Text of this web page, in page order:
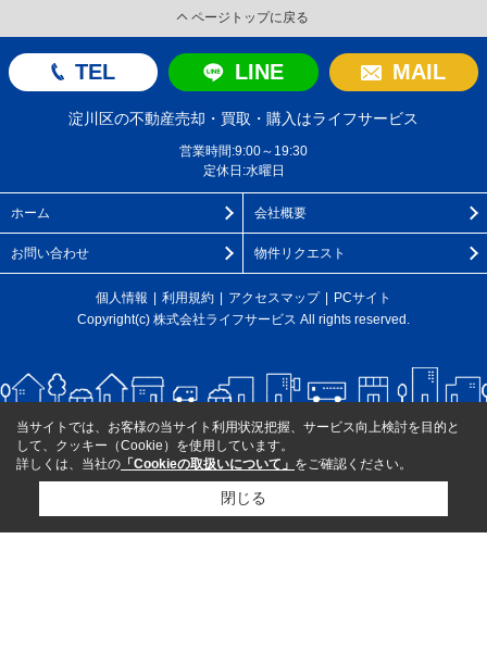
ページトップに戻る
TEL LINE MAIL
淀川区の不動産売却・買取・購入はライフサービス
営業時間:9:00～19:30
定休日:水曜日
ホーム 会社概要
お問い合わせ 物件リクエスト
個人情報 利用規約 アクセスマップ
PCサイト
Copyright(c) 株式会社ライフサービス All rights reserved.
当サイトでは、お客様の当サイト利用状況把握、サービス向上検討を目的と
して、クッキー（Cookie）を使用しています。
詳しくは、当社の 「Cookieの取扱いについて」 をご確認ください。
閉じる